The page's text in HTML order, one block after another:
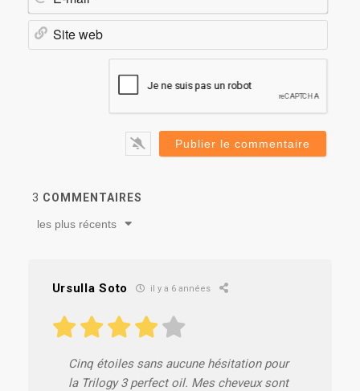
3 COMMENTAIRES
les plus récents
Ursulla Soto il y a 6 années
Cinq étoiles sans aucune hésitation pour
la Trilogy 3 perfect oil. Mes cheveux sont